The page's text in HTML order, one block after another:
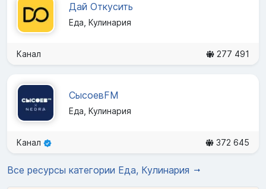
Дай Откусить
Еда, Кулинария
Канал 277 491
СысоевFM
Еда, Кулинария
Канал 372 645
Все ресурсы категории Еда, Кулинария